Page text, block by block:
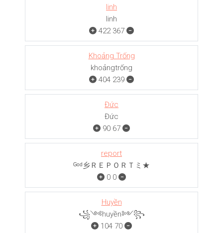
linh
linh
422 367
Khoảng Trống
khoảngㅤㅤㅤtrống
404 239
Đức
Đức
90 67
report
ᴳᵒᵈ乡ＲＥＰＯＲＴミ★
0 0
Huyền
꧁༺huyền༻꧂
104 70